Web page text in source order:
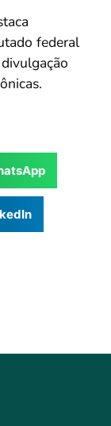
federal